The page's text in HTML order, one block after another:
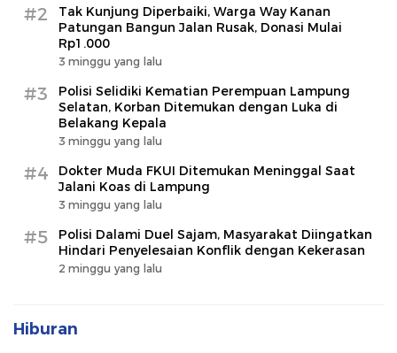
#2
Tak Kunjung Diperbaiki, Warga Way Kanan
Patungan Bangun Jalan Rusak, Donasi Mulai
Rp1.000
3 minggu yang lalu
#3
Polisi Selidiki Kematian Perempuan Lampung
Selatan, Korban Ditemukan dengan Luka di
Belakang Kepala
3 minggu yang lalu
#4
Dokter Muda FKUI Ditemukan Meninggal Saat
Jalani Koas di Lampung
3 minggu yang lalu
#5
Polisi Dalami Duel Sajam, Masyarakat Diingatkan
Hindari Penyelesaian Konflik dengan Kekerasan
2 minggu yang lalu
Hiburan